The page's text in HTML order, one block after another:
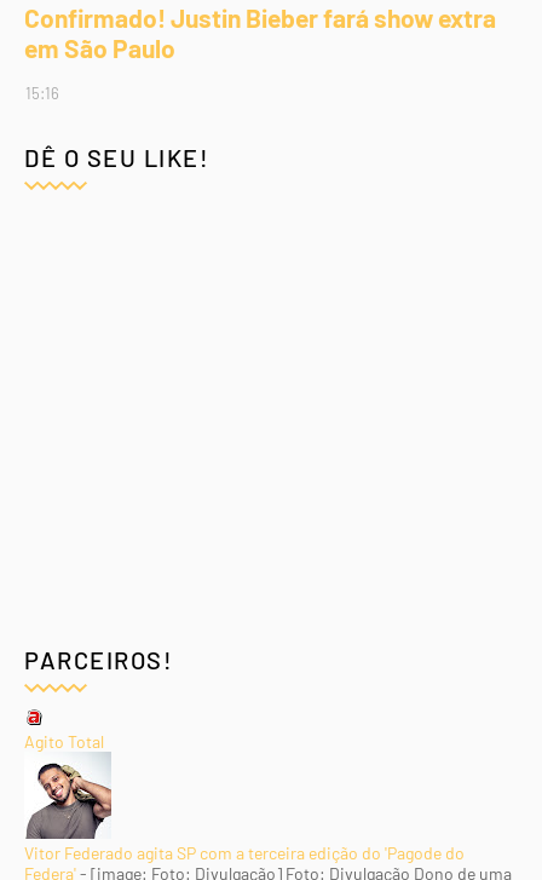
Confirmado! Justin Bieber fará show extra
em São Paulo
15:16
DÊ O SEU LIKE!
PARCEIROS!
Agito Total
Vitor Federado agita SP com a terceira edição do 'Pagode do
Federa'- [image: Foto: Divulgação] Foto: Divulgação Dono de uma